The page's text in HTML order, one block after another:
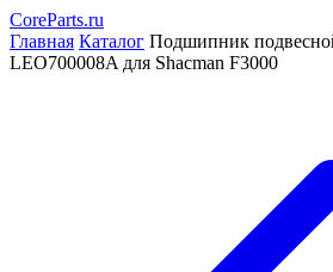
CoreParts.ru
Главная Каталог Подшипник
LEO700008A для Shacman F3000